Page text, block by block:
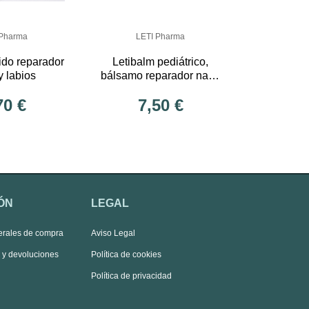
reparador
labios
€
LETI Pharma
Letibalm pediátrico,
bálsamo reparador nariz
7,50 €
de compra
devoluciones
LEGAL
Aviso Legal
Política de cookies
Política de privacidad